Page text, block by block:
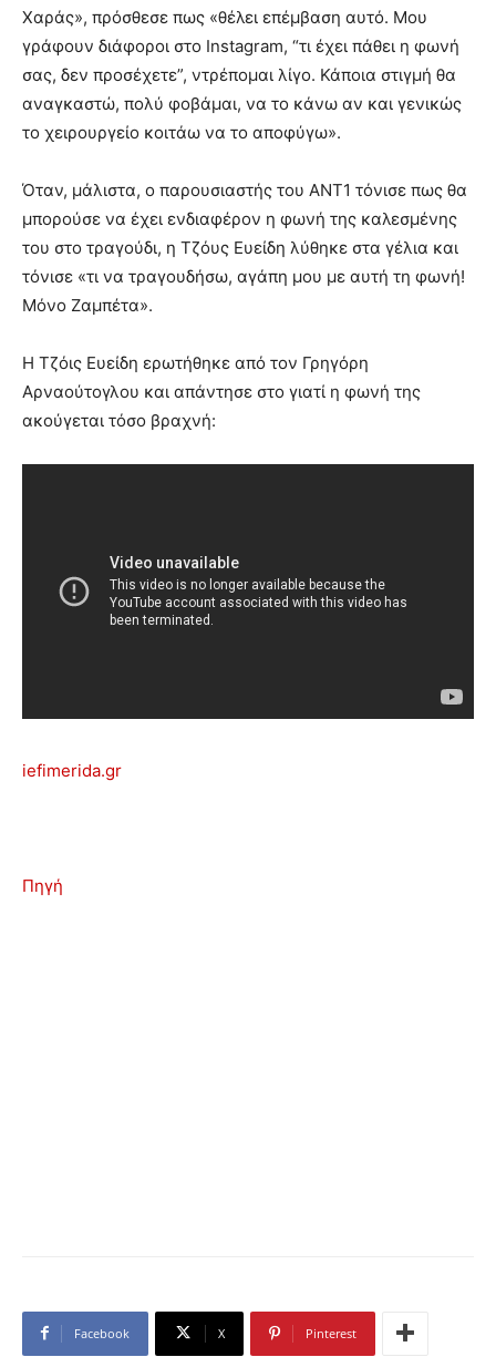
Xαράς», πρόσθεσε πως «θέλει επέμβαση αυτό. Μου
γράφουν διάφοροι στο Instagram, “τι έχει πάθει η φωνή
σας, δεν προσέχετε”, ντρέπομαι λίγο. Κάποια στιγμή θα
αναγκαστώ, πολύ φοβάμαι, να το κάνω αν και γενικώς
το χειρουργείο κοιτάω να το αποφύγω».
Όταν, μάλιστα, ο παρουσιαστής του ΑΝΤ1 τόνισε πως θα
μπορούσε να έχει ενδιαφέρον η φωνή της καλεσμένης
του στο τραγούδι, η Τζόυς Ευείδη λύθηκε στα γέλια και
τόνισε «τι να τραγουδήσω, αγάπη μου με αυτή τη φωνή!
Μόνο Ζαμπέτα».
Η Τζόις Ευείδη ερωτήθηκε από τον Γρηγόρη
Αρναούτογλου και απάντησε στο γιατί η φωνή της
ακούγεται τόσο βραχνή:
iefimerida.gr
Πηγή
Facebook X Pinterest